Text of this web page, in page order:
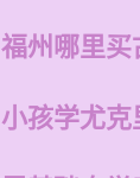
福州哪里买
小孩学尤克